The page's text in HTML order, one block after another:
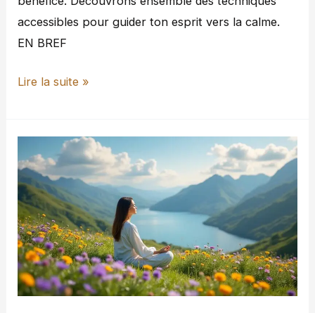
accessibles pour guider ton esprit vers la calme.
EN BREF
Lire la suite »
Comment
surmonter
la
culpabilité
et
retrouver
la
sérénité